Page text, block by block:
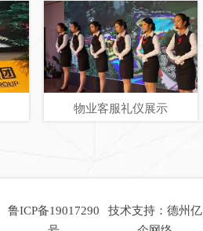
物业客服礼仪展示
鲁ICP备19017290
技术支持：德州亿